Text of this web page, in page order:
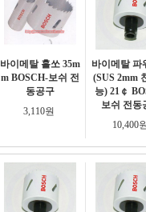
바이메탈 홀쏘 35m
m BOSCH-보쉬 전
동공구
3,110원
바이메탈 파
(SUS 2mm
능) 21￠
보쉬 전동
10,400